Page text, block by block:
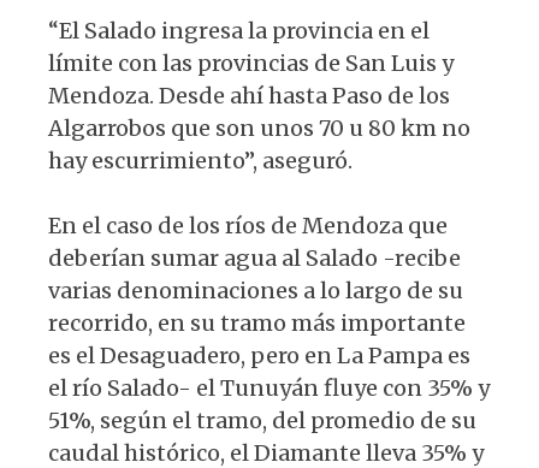
“El Salado ingresa la provincia en el
límite con las provincias de San Luis y
Mendoza. Desde ahí hasta Paso de los
Algarrobos que son unos 70 u 80 km no
hay escurrimiento”, aseguró.
En el caso de los ríos de Mendoza que
deberían sumar agua al Salado -recibe
varias denominaciones a lo largo de su
recorrido, en su tramo más importante
es el Desaguadero, pero en La Pampa es
el río Salado- el Tunuyán fluye con 35% y
51%, según el tramo, del promedio de su
caudal histórico, el Diamante lleva 35% y